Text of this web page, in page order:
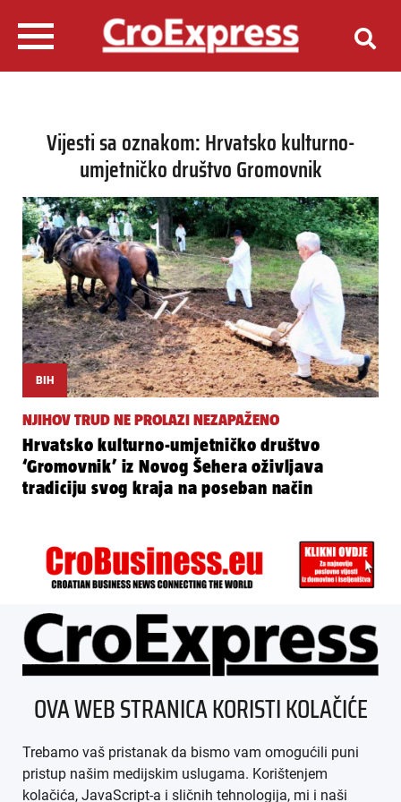
Vijesti sa oznakom: Hrvatsko kulturno-
umjetničko društvo Gromovnik
BIH
NJIHOV TRUD NE PROLAZI NEZAPAŽENO
Hrvatsko kulturno-umjetničko društvo
‘Gromovnik’ iz Novog Šehera oživljava
tradiciju svog kraja na poseban način
ÜBER UNS
IMPRESSUM
AGB
OVA WEB STRANICA KORISTI KOLAČIĆE
Trebamo vaš pristanak da bismo vam omogućili puni
pristup našim medijskim uslugama. Korištenjem
kolačića, JavaScript-a i sličnih tehnologija, mi i naši